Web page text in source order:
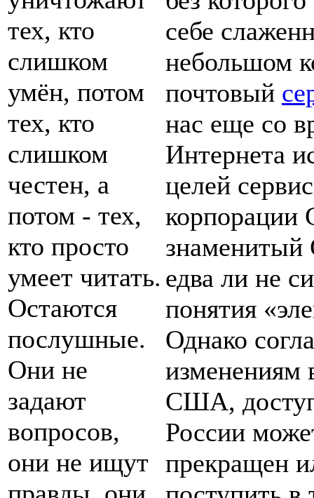
тех, кто
слишком
умён, потом
тех, кто
слишком
честен, а
потом - тех,
кто просто
умеет читать.
Остаются
послушные.
Они не
задают
вопросов,
они не ищут
себе
небольшом
почтовый
нас еще со
Интернета
целей
корпорации
знаменитый
едва ли не
понятия
Однако
изменениям
США,
России
прекращен